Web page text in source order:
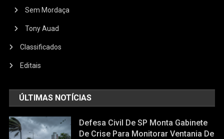
Sem Mordaça
Tony Auad
Classificados
Editais
ÚLTIMAS NOTÍCIAS
Defesa Civil De SP Monta Gabinete
De Crise Para Monitorar Ventania De